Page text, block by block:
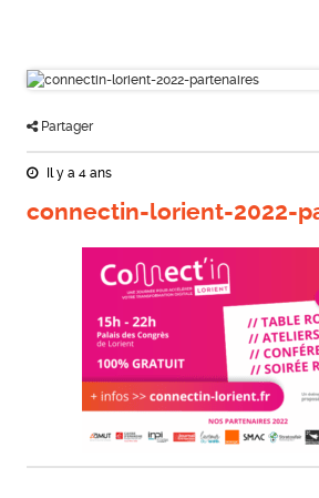
Partager
Il y a 4 ans
connectin-lorient-2022-